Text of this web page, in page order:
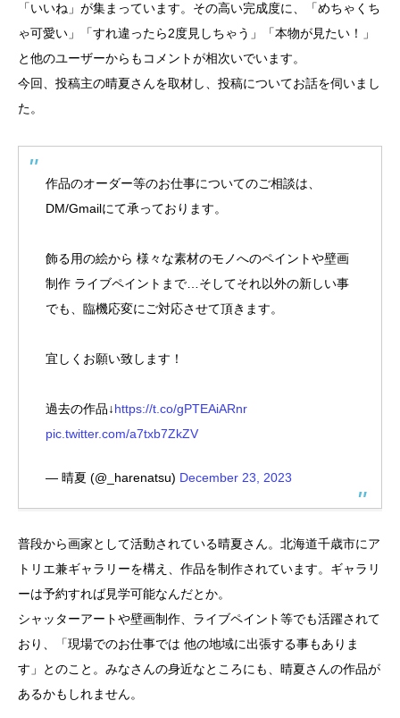
「いいね」が集まっています。その高い完成度に、「めちゃくち
ゃ可愛い」「すれ違ったら2度見しちゃう」「本物が見たい！」
と他のユーザーからもコメントが相次いでいます。
今回、投稿主の晴夏さんを取材し、投稿についてお話を伺いまし
た。
作品のオーダー等のお仕事についてのご相談は、
DM/Gmailにて承っております。
飾る用の絵から 様々な素材のモノへのペイントや壁画
制作 ライブペイントまで…そしてそれ以外の新しい事
でも、臨機応変にご対応させて頂きます。
宜しくお願い致します！
過去の作品↓https://t.co/gPTEAiARnr
pic.twitter.com/a7txb7ZkZV
— 晴夏 (@_harenatsu) December 23, 2023
普段から画家として活動されている晴夏さん。北海道千歳市にア
トリエ兼ギャラリーを構え、作品を制作されています。ギャラリ
ーは予約すれば見学可能なんだとか。
シャッターアートや壁画制作、ライブペイント等でも活躍されて
おり、「現場でのお仕事では 他の地域に出張する事もありま
す」とのこと。みなさんの身近なところにも、晴夏さんの作品が
あるかもしれません。